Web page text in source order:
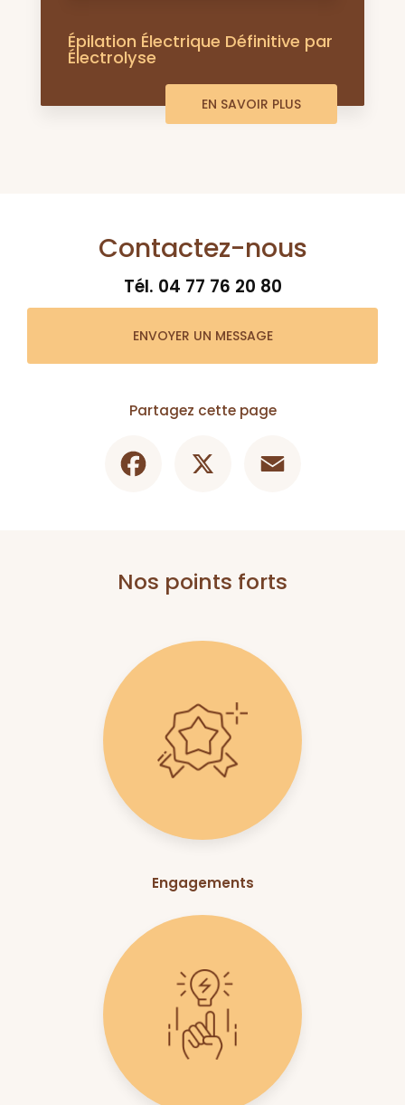
Épilation Électrique Définitive par
Électrolyse
EN SAVOIR PLUS
Contactez-nous
Tél. 04 77 76 20 80
ENVOYER UN MESSAGE
Partagez cette page
Nos points forts
Engagements